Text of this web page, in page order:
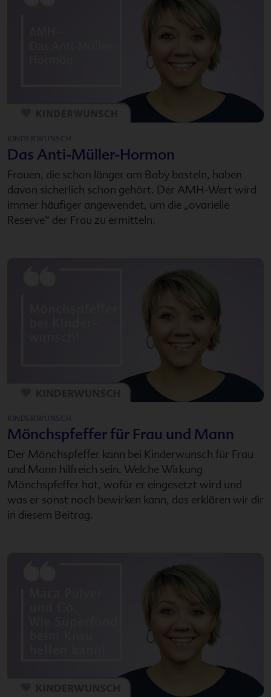
KINDERWUNSCH
Das Anti-Müller-Hormon
Frauen, die schon länger am Baby basteln, haben
davon sicherlich schon gehört. Der AMH-Wert wird
immer häufiger angewendet, um die „ovarielle
Reserve“ der Frau zu ermitteln.
KINDERWUNSCH
Mönchspfeffer für Frau und Mann
Der Mönchspfeffer kann bei Kinderwunsch für Frau
und Mann hilfreich sein. Welche Wirkung
Mönchspfeffer hat, wofür er eingesetzt wird und
was er sonst noch bewirken kann, das erklären wir dir
in diesem Beitrag.